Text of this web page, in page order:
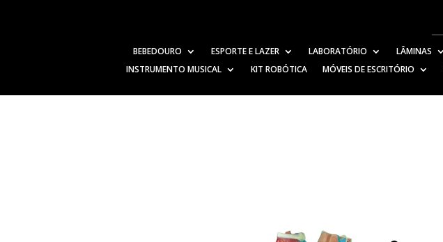
BEBEDOURO ESPORTE E LAZER LABORATÓRIO LÂMINAS
INSTRUMENTO MUSICAL
KIT ROBÓTICA MÓVEIS DE ESCRITÓRIO